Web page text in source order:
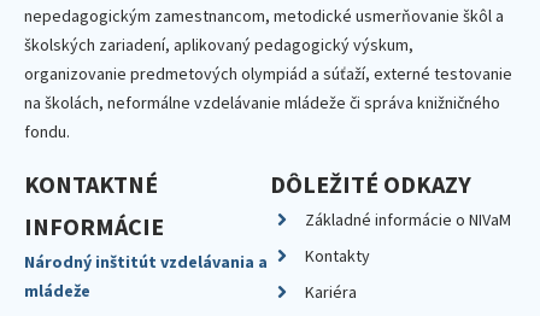
nepedagogickým zamestnancom, metodické usmerňovanie škôl a
školských zariadení, aplikovaný pedagogický výskum,
organizovanie predmetových olympiád a súťaží, externé testovanie
na školách, neformálne vzdelávanie mládeže či správa knižničného
fondu.
KONTAKTNÉ
INFORMÁCIE
Národný inštitút vzdelávania a
mládeže
DÔLEŽITÉ ODKAZY
Základné informácie o NIVaM
Kontakty
Kariéra